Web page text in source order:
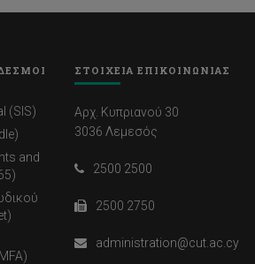
(SIS)
and
ΣΤΟΙΧΕΙΑ ΕΠΙΚΟΙΝΩΝΙΑΣ
Αρχ. Κυπριανού 30
3036 Λεμεσός
2500 2500
2500 2750
administration@cut.ac.cy